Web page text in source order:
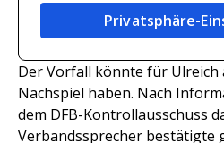
Privatsphäre-
Der Vorfall könnte für Ulreich
Nachspiel haben. Nach
dem DFB-Kontrollausschuss
Verbandssprecher bestätigte